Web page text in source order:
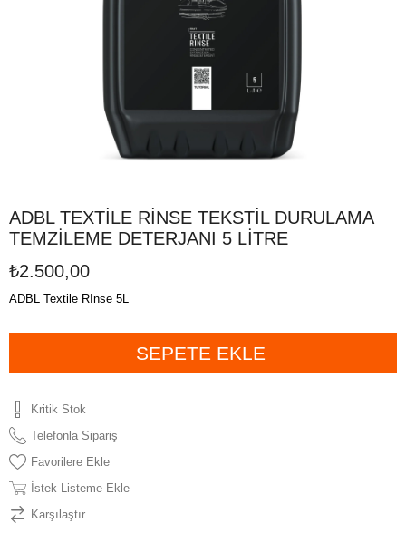
ADBL TEXTİLE RİNSE TEKSTİL DURULAMA
TEMZİLEME DETERJANI 5 LİTRE
₺2.500,00
ADBL Textile RInse 5L
Kritik Stok
Telefonla Sipariş
Favorilere Ekle
İstek Listeme Ekle
Karşılaştır